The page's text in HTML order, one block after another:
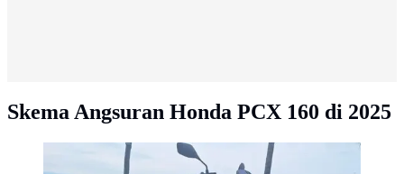
Skema Angsuran Honda PCX 160 di 2025